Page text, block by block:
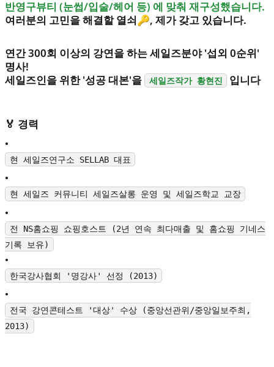
반영구뷰티 (눈썹/입술/헤어 등) 에 맞춰 재구성했습니다.
여러분의 고민을 해결할 열쇠🔑, 제가 갖고 있습니다.
연간 300회 이상의 강연을 하는 세일즈분야 '섭외 0순위'
명사!
세일즈인을 위한 '성공 대본'을
세일즈작가 황현진 입니다
🏅 경력
•
현 세일즈연구소 SELLAB 대표
•
현 세일즈 커뮤니티 세일즈살롱 운영 및 세일즈학교 교장
•
전 NS홈쇼핑 쇼핑호스트 (2년 연속 최다매출 및 홈쇼핑 기네스
기록 보유)
•
한국강사협회 '명강사' 선정 (2013)
•
전국 강연콘테스트 '대상' 수상 (중앙선관위/중앙일보주최,
2013)